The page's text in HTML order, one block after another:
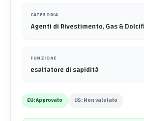
CATEGORIA
Agenti di Rivestimento, Gas &
FUNZIONE
esaltatore di sapidità
EU:Approvato US:Non valutato